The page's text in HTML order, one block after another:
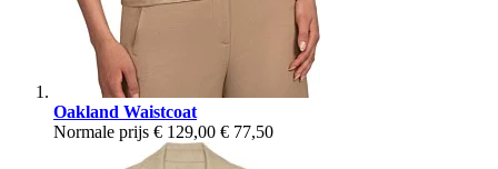
Oakland Waistcoat
Normale prijs € 129,00 € 77,50